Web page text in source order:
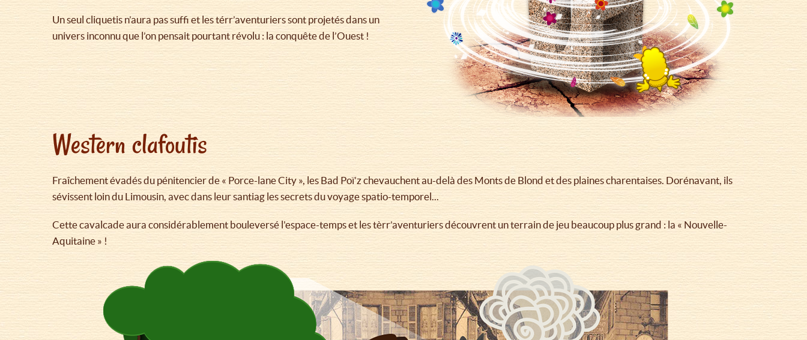
Un seul cliquetis n’aura pas suffi et les térr’aventuriers sont projetés dans un
univers inconnu que l’on pensait pourtant révolu : la conquête de l’Ouest !
Western clafoutis
Fraîchement évadés du pénitencier de « Porce-lane City », les Bad Poï’z chevauchent au-delà des Monts de Blond et des plaines charentaises. Dorénavant, ils
sévissent loin du Limousin, avec dans leur santiag les secrets du voyage spatio-temporel...
Cette cavalcade aura considérablement bouleversé l'espace-temps et les tèrr’aventuriers découvrent un terrain de jeu beaucoup plus grand : la « Nouvelle-
Aquitaine » !